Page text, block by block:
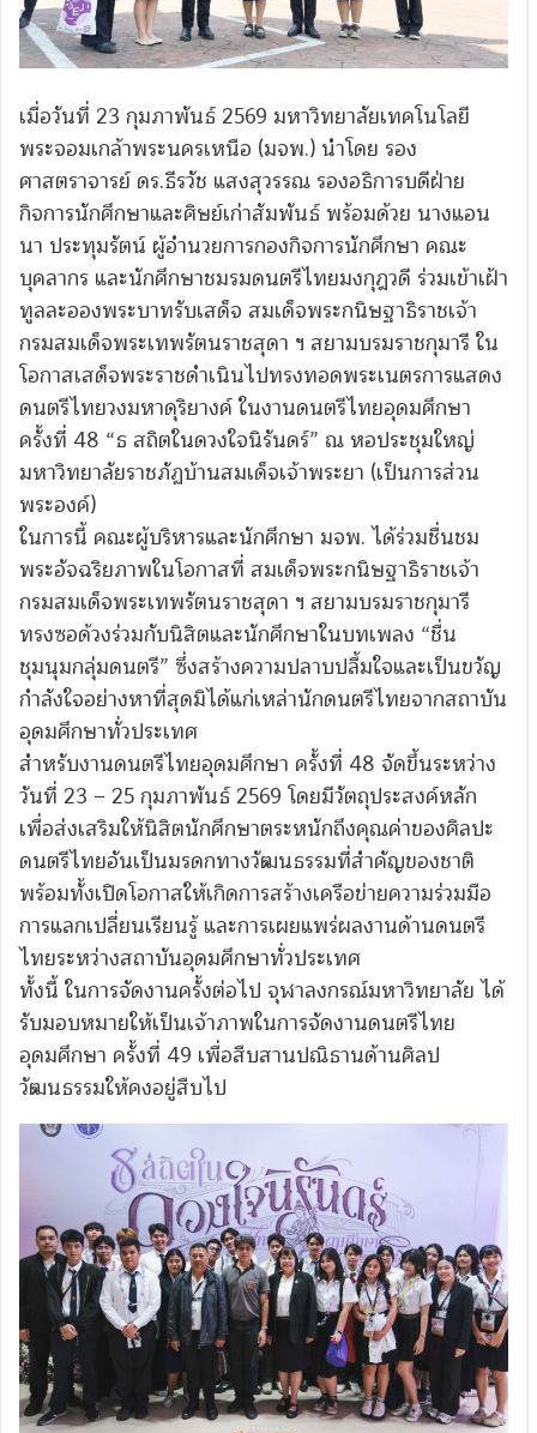
เมื่อวันที่ 23 กุมภาพันธ์ 2569 มหาวิทยาลัยเทคโนโลยี
พระจอมเกล้าพระนครเหนือ (มจพ.) นำโดย รอง
ศาสตราจารย์ ดร.ธีรวัช แสงสุวรรณ รองอธิการบดีฝ่าย
กิจการนักศึกษาและศิษย์เก่าสัมพันธ์ พร้อมด้วย นางแอน
นา ประทุมรัตน์ ผู้อำนวยการกองกิจการนักศึกษา คณะ
บุคลากร และนักศึกษาชมรมดนตรีไทยมงกุฎวดี ร่วมเข้าเฝ้า
ทูลละอองพระบาทรับเสด็จ สมเด็จพระกนิษฐาธิราชเจ้า
กรมสมเด็จพระเทพรัตนราชสุดา ฯ สยามบรมราชกุมารี ใน
โอกาสเสด็จพระราชดำเนินไปทรงทอดพระเนตรการแสดง
ดนตรีไทยวงมหาดุริยางค์ ในงานดนตรีไทยอุดมศึกษา
ครั้งที่ 48 “ธ สถิตในดวงใจนิรันดร์” ณ หอประชุมใหญ่
มหาวิทยาลัยราชภัฏบ้านสมเด็จเจ้าพระยา (เป็นการส่วน
พระองค์)
ในการนี้ คณะผู้บริหารและนักศึกษา มจพ. ได้ร่วมชื่นชม
พระอัจฉริยภาพในโอกาสที่ สมเด็จพระกนิษฐาธิราชเจ้า
กรมสมเด็จพระเทพรัตนราชสุดา ฯ สยามบรมราชกุมารี
ทรงซอด้วงร่วมกับนิสิตและนักศึกษาในบทเพลง “ชื่น
ชุมนุมกลุ่มดนตรี” ซึ่งสร้างความปลาบปลื้มใจและเป็นขวัญ
กำลังใจอย่างหาที่สุดมิได้แก่เหล่านักดนตรีไทยจากสถาบัน
อุดมศึกษาทั่วประเทศ
สำหรับงานดนตรีไทยอุดมศึกษา ครั้งที่ 48 จัดขึ้นระหว่าง
วันที่ 23 – 25 กุมภาพันธ์ 2569 โดยมีวัตถุประสงค์หลัก
เพื่อส่งเสริมให้นิสิตนักศึกษาตระหนักถึงคุณค่าของศิลปะ
ดนตรีไทยอันเป็นมรดกทางวัฒนธรรมที่สำคัญของชาติ
พร้อมทั้งเปิดโอกาสให้เกิดการสร้างเครือข่ายความร่วมมือ
การแลกเปลี่ยนเรียนรู้ และการเผยแพร่ผลงานด้านดนตรี
ไทยระหว่างสถาบันอุดมศึกษาทั่วประเทศ
ทั้งนี้ ในการจัดงานครั้งต่อไป จุฬาลงกรณ์มหาวิทยาลัย ได้
รับมอบหมายให้เป็นเจ้าภาพในการจัดงานดนตรีไทย
อุดมศึกษา ครั้งที่ 49 เพื่อสืบสานปณิธานด้านศิลป
วัฒนธรรมให้คงอยู่สืบไป